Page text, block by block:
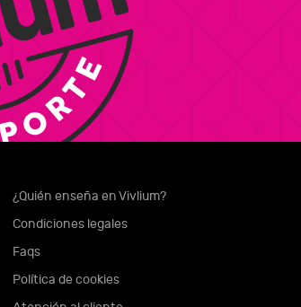
¿Quién enseña en Vivlium?
Condiciones legales
Faqs
Política de cookies